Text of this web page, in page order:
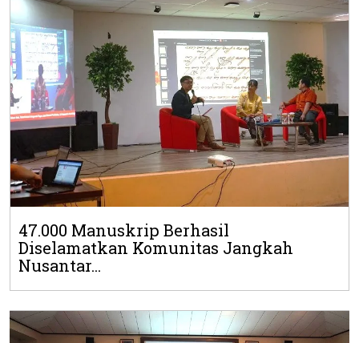
47.000 Manuskrip Berhasil
Diselamatkan Komunitas Jangkah
Nusantar...